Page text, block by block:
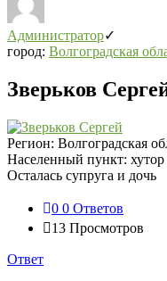
Администратор
город: Волгоградская
Зверьков
Регион: Волгоградская
Населенный пункт:
Осталась супруга и дочь
0 0 Ответов
13 Просмотров
Ответ